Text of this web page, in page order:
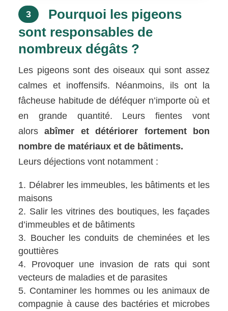
3
Pourquoi les pigeons
sont responsables de
nombreux dégâts ?
Les pigeons sont des oiseaux qui sont assez
calmes et inoffensifs. Néanmoins, ils ont la
fâcheuse habitude de déféquer n’importe où et
en grande quantité. Leurs fientes vont
alorsabîmer et détériorer fortement bon
nombre de matériaux et de bâtiments.
Leurs déjections vont notamment :
Délabrer les immeubles, les bâtiments et les
maisons
Salir les vitrines des boutiques, les façades
d’immeubles et de bâtiments
Boucher les conduits de cheminées et les
gouttières
Provoquer une invasion de rats qui sont
vecteurs de maladies et de parasites
Contaminer les hommes ou les animaux de
compagnie à cause des bactéries et microbes